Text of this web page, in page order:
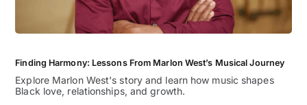
Finding Harmony: Lessons From Marlon West’s Musical Journey
Explore Marlon West's story and learn how music shapes
Black love, relationships, and growth.